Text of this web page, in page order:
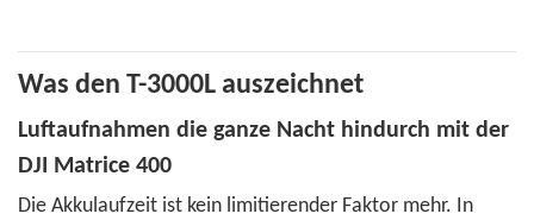
Was den T-3000L auszeichnet
Luftaufnahmen die ganze Nacht hindurch mit der
DJI Matrice 400
Die Akkulaufzeit ist kein limitierender Faktor mehr. In